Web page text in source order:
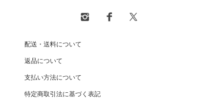
配送・送料について
返品について
支払い方法について
特定商取引法に基づく表記